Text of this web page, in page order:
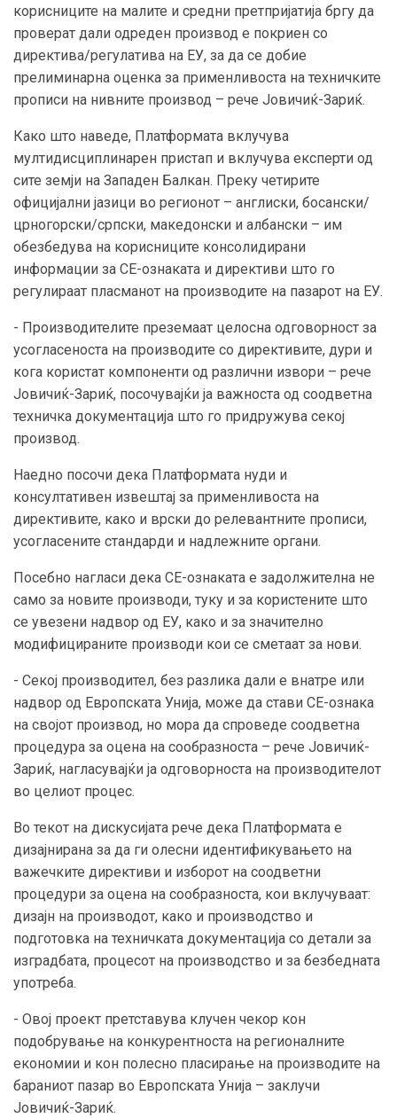
корисниците на малите и средни претпријатија бргу да
проверат дали одреден производ е покриен со
директива/регулатива на ЕУ, за да се добие
прелиминарна оценка за применливоста на техничките
прописи на нивните производ – рече Јовичиќ-Зариќ.
Како што наведе, Платформата вклучува
мултидисциплинарен пристап и вклучува експерти од
сите земји на Западен Балкан. Преку четирите
официјални јазици во регионот – англиски, босански/
црногорски/српски, македонски и албански – им
обезбедува на корисниците консолидирани
информации за CE-ознаката и директиви што го
регулираат пласманот на производите на пазарот на ЕУ.
- Производителите преземаат целосна одговорност за
усогласеноста на производите со директивите, дури и
кога користат компоненти од различни извори – рече
Јовичиќ-Зариќ, посочувајќи ја важноста од соодветна
техничка документација што го придружува секој
производ.
Наедно посочи дека Платформата нуди и
консултативен извештај за применливоста на
директивите, како и врски до релевантните прописи,
усогласените стандарди и надлежните органи.
Посебно нагласи дека CE-ознаката е задолжителна не
само за новите производи, туку и за користените што
се увезени надвор од ЕУ, како и за значително
модифицираните производи кои се сметаат за нови.
- Секој производител, без разлика дали е внатре или
надвор од Европската Унија, може да стави CE-ознака
на својот производ, но мора да спроведе соодветна
процедура за оцена на сообразноста – рече Јовичиќ-
Зариќ, нагласувајќи ја одговорноста на производителот
во целиот процес.
Во текот на дискусијата рече дека Платформата е
дизајнирана за да ги олесни идентификувањето на
важечките директиви и изборот на соодветни
процедури за оцена на сообразноста, кои вклучуваат:
дизајн на производот, како и производство и
подготовка на техничката документација со детали за
изградбата, процесот на производство и за безбедната
употреба.
- Овој проект претставува клучен чекор кон
подобрување на конкурентноста на регионалните
економии и кон полесно пласирање на производите на
бараниот пазар во Европската Унија – заклучи
Јовичиќ-Зариќ.